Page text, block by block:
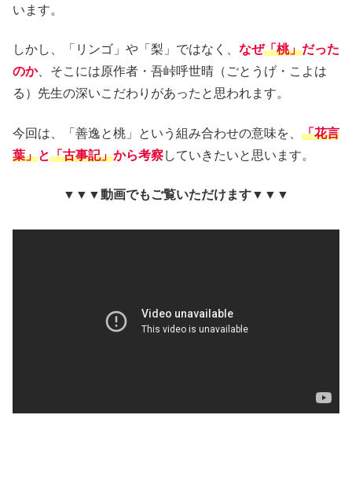
います。
しかし、「リンゴ」や「梨」ではなく、 なぜ「桃」だった
のか、そこには原作者・吾峠呼世晴（ごとうげ・こよは
る）先生の深いこだわりがあったと思われます。
今回は、「善逸と桃」という組み合わせの意味を、 「花言
葉」と「古事記」から考察していきたいと思います。
▼▼▼動画でもご覧いただけます▼▼▼